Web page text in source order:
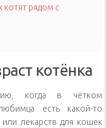
котят рядом с
котёнка
когда в чётком
есть какой-то
лекарств для кошек